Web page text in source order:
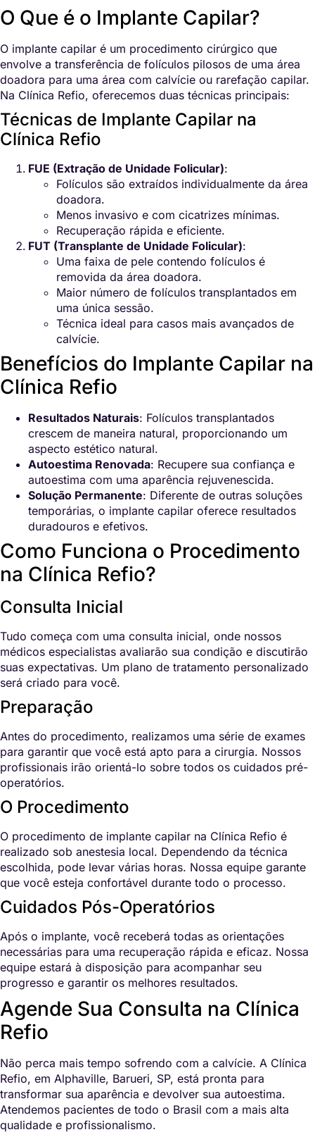
O Que é o Implante Capilar?
O implante capilar é um procedimento cirúrgico que
envolve a transferência de folículos pilosos de uma área
doadora para uma área com calvície ou rarefação capilar.
Na Clínica Refio, oferecemos duas técnicas principais:
Técnicas de Implante Capilar na
Clínica Refio
FUE (Extração de Unidade Folicular):
Folículos são extraídos individualmente da área
doadora.
Menos invasivo e com cicatrizes mínimas.
Recuperação rápida e eficiente.
FUT (Transplante de Unidade Folicular):
Uma faixa de pele contendo folículos é
removida da área doadora.
Maior número de folículos transplantados em
uma única sessão.
Técnica ideal para casos mais avançados de
calvície.
Benefícios do Implante Capilar na
Clínica Refio
Resultados Naturais: Folículos transplantados
crescem de maneira natural, proporcionando um
aspecto estético natural.
Autoestima Renovada: Recupere sua confiança e
autoestima com uma aparência rejuvenescida.
Solução Permanente: Diferente de outras soluções
temporárias, o implante capilar oferece resultados
duradouros e efetivos.
Como Funciona o Procedimento
na Clínica Refio?
Consulta Inicial
Tudo começa com uma consulta inicial, onde nossos
médicos especialistas avaliarão sua condição e discutirão
suas expectativas. Um plano de tratamento personalizado
será criado para você.
Preparação
Antes do procedimento, realizamos uma série de exames
para garantir que você está apto para a cirurgia. Nossos
profissionais irão orientá-lo sobre todos os cuidados pré-
operatórios.
O Procedimento
O procedimento de implante capilar na Clínica Refio é
realizado sob anestesia local. Dependendo da técnica
escolhida, pode levar várias horas. Nossa equipe garante
que você esteja confortável durante todo o processo.
Cuidados Pós-Operatórios
Após o implante, você receberá todas as orientações
necessárias para uma recuperação rápida e eficaz. Nossa
equipe estará à disposição para acompanhar seu
progresso e garantir os melhores resultados.
Agende Sua Consulta na Clínica
Refio
Não perca mais tempo sofrendo com a calvície. A Clínica
Refio, em Alphaville, Barueri, SP, está pronta para
transformar sua aparência e devolver sua autoestima.
Atendemos pacientes de todo o Brasil com a mais alta
qualidade e profissionalismo.